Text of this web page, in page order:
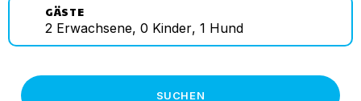
GÄSTE
2 Erwachsene, 0 Kinder, 1 Hund
SUCHEN